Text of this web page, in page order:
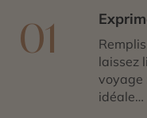
01
laissez
voyage
idéale…